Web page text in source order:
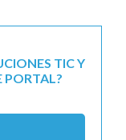
TIC Y
PORTAL?